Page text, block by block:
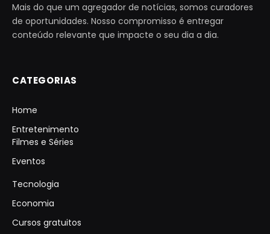
Mais do que um agregador de notícias, somos curadores
de oportunidades. Nosso compromisso é entregar
conteúdo relevante que impacte o seu dia a dia.
CATEGORIAS
Home
Entretenimento
Filmes e Séries
Eventos
Tecnologia
Economia
Cursos gratuitos